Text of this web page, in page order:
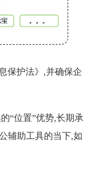
保护法》,并确保企
“位置”优势,长期承
辅助工具的当下,如